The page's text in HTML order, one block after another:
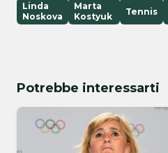
Linda
Noskova
Marta
Kostyuk
Tennis
Potrebbe interessarti